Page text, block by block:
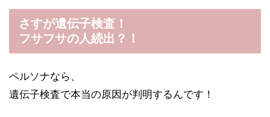
さすが遺伝子検査！
フサフサの人続出？！
ペルソナなら、
遺伝子検査で本当の原因が判明するんです！